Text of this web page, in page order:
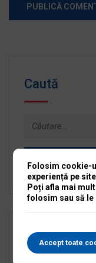
Caută
Caută
Categorii
Folosim cookie-
experiență pe
Poți afla mai
folosim sau să
Accept toate